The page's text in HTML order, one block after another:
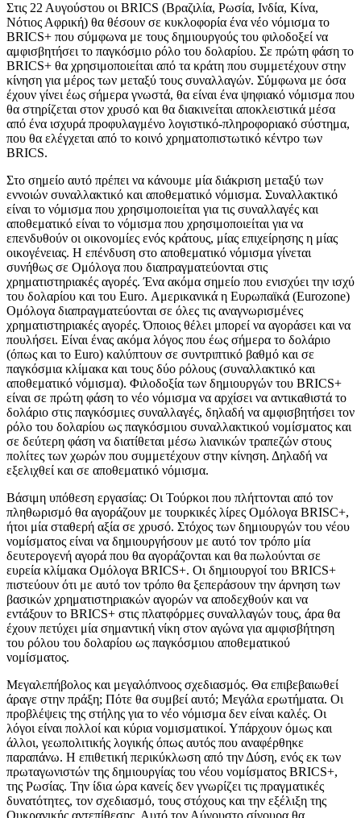
Στις 22 Αυγούστου οι BRICS (Βραζιλία, Ρωσία, Ινδία, Κίνα,
Νότιος Αφρική) θα θέσουν σε κυκλοφορία ένα νέο νόμισμα το
BRICS+ που σύμφωνα με τους δημιουργούς του φιλοδοξεί να
αμφισβητήσει το παγκόσμιο ρόλο του δολαρίου. Σε πρώτη φάση το
BRICS+ θα χρησιμοποιείται από τα κράτη που συμμετέχουν στην
κίνηση για μέρος των μεταξύ τους συναλλαγών. Σύμφωνα με όσα
έχουν γίνει έως σήμερα γνωστά, θα είναι ένα ψηφιακό νόμισμα που
θα στηρίζεται στον χρυσό και θα διακινείται αποκλειστικά μέσα
από ένα ισχυρά προφυλαγμένο λογιστικό-πληροφοριακό σύστημα,
που θα ελέγχεται από το κοινό χρηματοπιστωτικό κέντρο των
BRICS.
Στο σημείο αυτό πρέπει να κάνουμε μία διάκριση μεταξύ των
εννοιών συναλλακτικό και αποθεματικό νόμισμα. Συναλλακτικό
είναι το νόμισμα που χρησιμοποιείται για τις συναλλαγές και
αποθεματικό είναι το νόμισμα που χρησιμοποιείται για να
επενδυθούν οι οικονομίες ενός κράτους, μίας επιχείρησης η μίας
οικογένειας. Η επένδυση στο αποθεματικό νόμισμα γίνεται
συνήθως σε Ομόλογα που διαπραγματεύονται στις
χρηματιστηριακές αγορές. Ένα ακόμα σημείο που ενισχύει την ισχύ
του δολαρίου και του Euro. Αμερικανικά η Ευρωπαϊκά (Eurozone)
Ομόλογα διαπραγματεύονται σε όλες τις αναγνωρισμένες
χρηματιστηριακές αγορές. Όποιος θέλει μπορεί να αγοράσει και να
πουλήσει. Είναι ένας ακόμα λόγος που έως σήμερα το δολάριο
(όπως και το Euro) καλύπτουν σε συντριπτικό βαθμό και σε
παγκόσμια κλίμακα και τους δύο ρόλους (συναλλακτικό και
αποθεματικό νόμισμα). Φιλοδοξία των δημιουργών του BRICS+
είναι σε πρώτη φάση το νέο νόμισμα να αρχίσει να αντικαθιστά το
δολάριο στις παγκόσμιες συναλλαγές, δηλαδή να αμφισβητήσει τον
ρόλο του δολαρίου ως παγκόσμιου συναλλακτικού νομίσματος και
σε δεύτερη φάση να διατίθεται μέσω λιανικών τραπεζών στους
πολίτες των χωρών που συμμετέχουν στην κίνηση. Δηλαδή να
εξελιχθεί και σε αποθεματικό νόμισμα.
Βάσιμη υπόθεση εργασίας: Οι Τούρκοι που πλήττονται από τον
πληθωρισμό θα αγοράζουν με τουρκικές λίρες Ομόλογα BRISC+,
ήτοι μία σταθερή αξία σε χρυσό. Στόχος των δημιουργών του νέου
νομίσματος είναι να δημιουργήσουν με αυτό τον τρόπο μία
δευτερογενή αγορά που θα αγοράζονται και θα πωλούνται σε
ευρεία κλίμακα Ομόλογα BRICS+. Οι δημιουργοί του BRICS+
πιστεύουν ότι με αυτό τον τρόπο θα ξεπεράσουν την άρνηση των
βασικών χρηματιστηριακών αγορών να αποδεχθούν και να
εντάξουν το BRICS+ στις πλατφόρμες συναλλαγών τους, άρα θα
έχουν πετύχει μία σημαντική νίκη στον αγώνα για αμφισβήτηση
του ρόλου του δολαρίου ως παγκόσμιου αποθεματικού
νομίσματος.
Μεγαλεπήβολος και μεγαλόπνοος σχεδιασμός. Θα επιβεβαιωθεί
άραγε στην πράξη; Πότε θα συμβεί αυτό; Μεγάλα ερωτήματα. Οι
προβλέψεις της στήλης για το νέο νόμισμα δεν είναι καλές. Οι
λόγοι είναι πολλοί και κύρια νομισματικοί. Υπάρχουν όμως και
άλλοι, γεωπολιτικής λογικής όπως αυτός που αναφέρθηκε
παραπάνω. Η επιθετική περικύκλωση από την Δύση, ενός εκ των
πρωταγωνιστών της δημιουργίας του νέου νομίσματος BRICS+,
της Ρωσίας. Την ίδια ώρα κανείς δεν γνωρίζει τις πραγματικές
δυνατότητες, τον σχεδιασμό, τους στόχους και την εξέλιξη της